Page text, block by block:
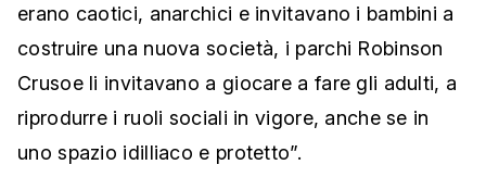
erano caotici, anarchici e invitavano i bambini a
costruire una nuova società, i parchi Robinson
Crusoe li invitavano a giocare a fare gli adulti, a
riprodurre i ruoli sociali in vigore, anche se in
uno spazio idilliaco e protetto”.